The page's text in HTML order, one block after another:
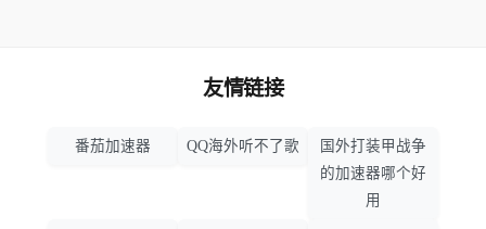
友情链接
番茄加速器 QQ海外听不了歌
国外打装甲战争
的加速器哪个好
用